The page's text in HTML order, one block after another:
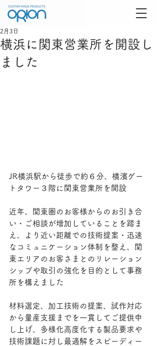
横浜に関東営業所を開設し
ました
2月3日
JR横浜駅から徒歩で約６分、横濱ゲー
トタワー３階に関東営業所を開設
近年、関東圏のお客様からのお引き合
い・ご相談が増加していることを踏ま
え、より近い距離での技術提案・迅速
なコミュニケーション体制を整え、関
東エリアのお客さまとのリレーション
シップや取引の強化を目的として事務
所を構えました
材料選定、加工技術の提案、試作対応
から量産支援までを一貫してご提供申
し上げ、多様化高度化する製品要求や
技術課題に対し最適解をスピーディー